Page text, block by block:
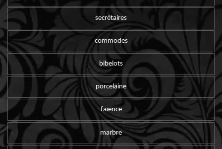
secrétaires
commodes
bibelots
porcelaine
faïence
marbre